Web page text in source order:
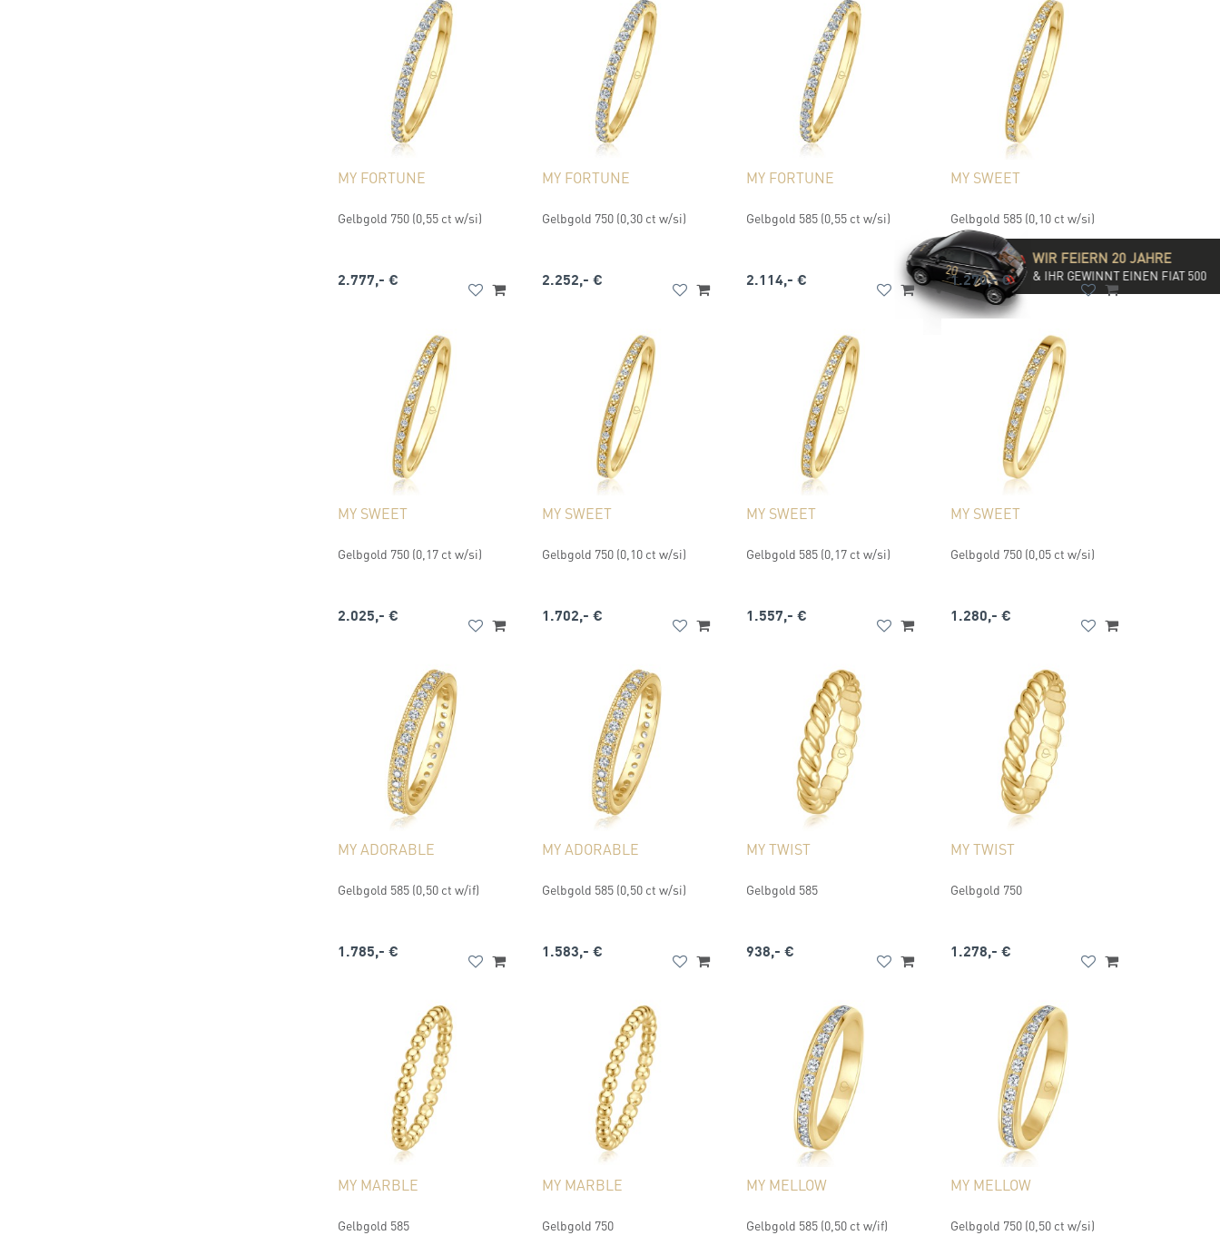
MY FORTUNE
Gelbgold 750 (0,55 ct w/si)
2.777,- €
MY FORTUNE
Gelbgold 750 (0,30 ct w/si)
2.252,- €
MY FORTUNE
Gelbgold 585 (0,55 ct w/si)
2.114,- €
MY SWEET
Gelbgold 585 (0,10 ct w/si)
1.270,- €
MY SWEET
Gelbgold 750 (0,17 ct w/si)
2.025,- €
MY SWEET
Gelbgold 750 (0,10 ct w/si)
1.702,- €
MY SWEET
Gelbgold 585 (0,17 ct w/si)
1.557,- €
MY SWEET
Gelbgold 750 (0,05 ct w/si)
1.280,- €
MY ADORABLE
Gelbgold 585 (0,50 ct w/if)
1.785,- €
MY ADORABLE
Gelbgold 585 (0,50 ct w/si)
1.583,- €
MY TWIST
Gelbgold 585
938,- €
MY TWIST
Gelbgold 750
1.278,- €
MY MARBLE
Gelbgold 585
MY MARBLE
Gelbgold 750
MY MELLOW
Gelbgold 585 (0,50 ct w/if)
MY MELLOW
Gelbgold 750 (0,50 ct w/si)
WIR FEIERN 20 JAHRE
& IHR GEWINNT EINEN FIAT 500